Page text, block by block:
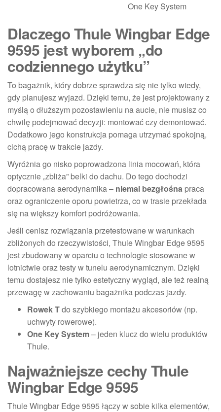
One Key System
Dlaczego Thule Wingbar Edge
9595 jest wyborem „do
codziennego użytku”
To bagażnik, który dobrze sprawdza się nie tylko wtedy,
gdy planujesz wyjazd. Dzięki temu, że jest projektowany z
myślą o dłuższym pozostawieniu na aucie, nie musisz co
chwilę podejmować decyzji: montować czy demontować.
Dodatkowo jego konstrukcja pomaga utrzymać spokojną,
cichą pracę w trakcie jazdy.
Wyróżnia go nisko poprowadzona linia mocowań, która
optycznie „zbliża” belki do dachu. Do tego dochodzi
dopracowana aerodynamika – niemal bezgłośna praca
oraz ograniczenie oporu powietrza, co w trasie przekłada
się na większy komfort podróżowania.
Jeśli cenisz rozwiązania przetestowane w warunkach
zbliżonych do rzeczywistości, Thule Wingbar Edge 9595
jest zbudowany w oparciu o technologie stosowane w
lotnictwie oraz testy w tunelu aerodynamicznym. Dzięki
temu dostajesz nie tylko estetyczny wygląd, ale też realną
przewagę w zachowaniu bagażnika podczas jazdy.
Rowek Tdo szybkiego montażu akcesoriów (np.
uchwyty rowerowe).
One Key System– jeden klucz do wielu produktów
Thule.
Najważniejsze cechy Thule
Wingbar Edge 9595
Thule Wingbar Edge 9595 łączy w sobie kilka elementów,